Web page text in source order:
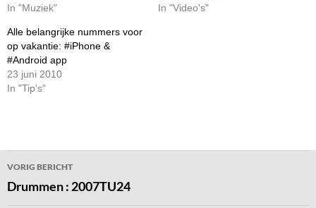
In "Muziek"
In "Video's"
Alle belangrijke nummers voor
op vakantie: #iPhone &
#Android app
23 juni 2010
In "Tip's"
Bericht
navigatie
VORIG BERICHT
Drummen : 2007TU24